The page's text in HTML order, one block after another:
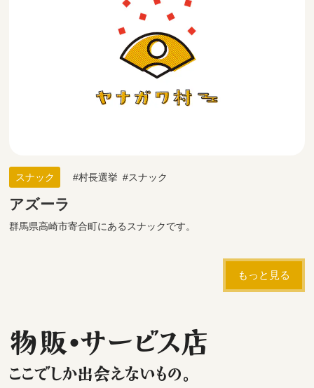
スナック 村長選挙 スナック
アズーラ
群馬県高崎市寄合町にあるスナックです。
もっと見る
物販・サービス店
ここでしか出会えないもの。